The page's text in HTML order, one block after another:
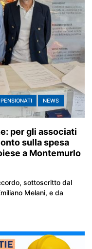
NEWS
per gli associati
sulla spesa
a Montemurlo
sottoscritto dal
Melani, e da